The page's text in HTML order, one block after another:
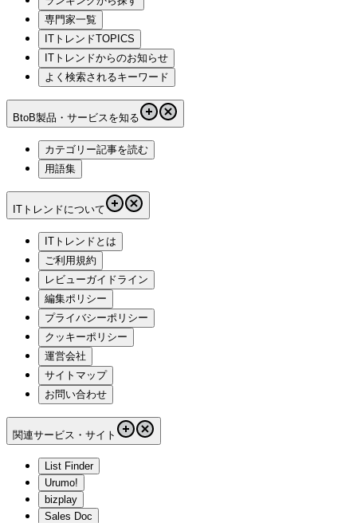
専門家一覧
ITトレンドTOPICS
ITトレンドからのお知らせ
よく検索されるキーワード
BtoB製品・サービスを知る
カテゴリー記事を読む
用語集
ITトレンドについて
ITトレンドとは
ご利用規約
レビューガイドライン
編集ポリシー
プライバシーポリシー
クッキーポリシー
運営会社
サイトマップ
お問い合わせ
関連サービス・サイト
List Finder
Urumo!
bizplay
Sales Doc